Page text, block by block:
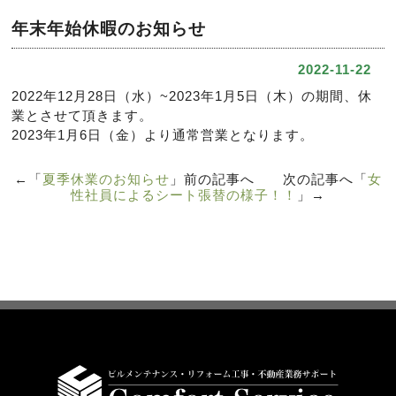
年末年始休暇のお知らせ
2022-11-22
2022年12月28日（水）~2023年1月5日（木）の期間、休
業とさせて頂きます。
2023年1月6日（金）より通常営業となります。
←「夏季休業のお知らせ 」前の記事へ 次の記事へ「女
性社員によるシート張替の様子！！
」→